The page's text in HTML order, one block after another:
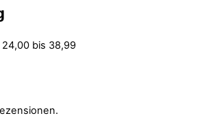
24,00 bis 38,99